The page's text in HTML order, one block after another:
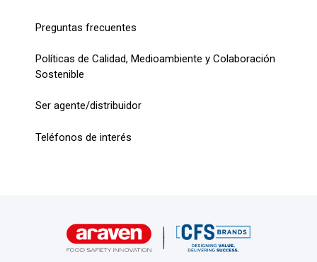
Preguntas frecuentes
Políticas de Calidad, Medioambiente y Colaboración
Sostenible
Ser agente/distribuidor
Teléfonos de interés